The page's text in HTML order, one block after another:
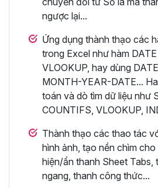
ngược lại...
Ứng dụng thành thạo các
trong Excel như hàm
VLOOKUP, hay dùng
MONTH-YEAR-DATE...
toán và dò tìm dữ liệu như
COUNTIFS, VLOOKUP,
Thành thạo các thao tác
hình ảnh, tạo nền chìm cho
hiện/ẩn thanh Sheet Tabs,
ngang, thanh công thức...